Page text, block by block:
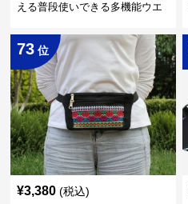
える普段使いできる多機能ウエ
73 位
¥3,380 (税込)